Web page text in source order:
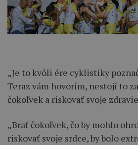
„Je to kvôli ére cyklistiky
Teraz vám hovorím, nestojí to
čokoľvek a riskovať svoje
„Brať čokoľvek, čo by mohlo
riskovať svoje srdce, by bolo